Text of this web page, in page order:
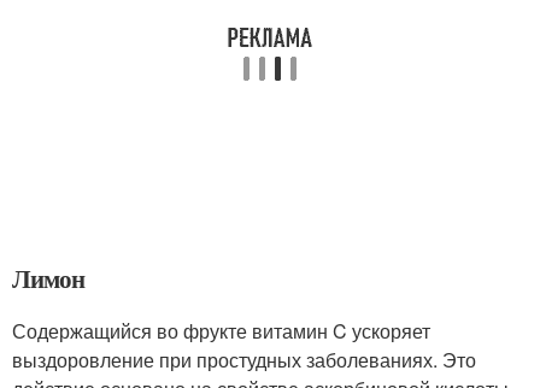
Лимон
Содержащийся во фрукте витамин C ускоряет
выздоровление при простудных заболеваниях. Это